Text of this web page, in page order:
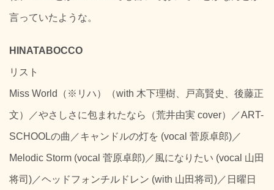
言っていたような。
HINATABOCCO
リスト
Miss World（※リハ）（with 木下理樹、戸高賢史、後藤正
文）／やさしさに包まれたなら（荒井由実 cover）／ART-
SCHOOLの曲／キャンドルの灯を (vocal 菅原卓郎)／
Melodic Storm (vocal 菅原卓郎)／風になりたい (vocal 山田
将司)／ヘッドフォンチルドレン (with 山田将司)／日曜日